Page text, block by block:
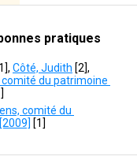
pratiques
1 ], Côté, Judith [2]
du patrimoine
]
comité du
[1 ]